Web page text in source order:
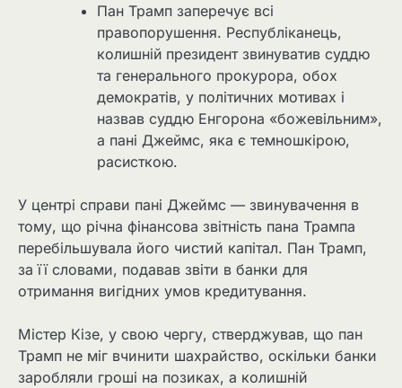
Пан Трамп заперечує всі
правопорушення. Республіканець,
колишній президент звинуватив суддю
та генерального прокурора, обох
демократів, у політичних мотивах і
назвав суддю Енгорона «божевільним»,
а пані Джеймс, яка є темношкірою,
расисткою.
У центрі справи пані Джеймс — звинувачення в
тому, що річна фінансова звітність пана Трампа
перебільшувала його чистий капітал. Пан Трамп,
за її словами, подавав звіти в банки для
отримання вигідних умов кредитування.
Містер Кізе, у свою чергу, стверджував, що пан
Трамп не міг вчинити шахрайство, оскільки банки
заробляли гроші на позиках, а колишній